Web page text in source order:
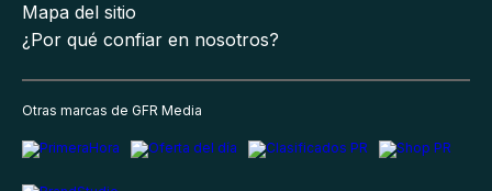
Mapa del sitio
¿Por qué confiar en nosotros?
Otras marcas de GFR Media